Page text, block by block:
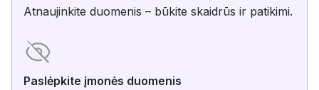
Atnaujinkite duomenis – būkite skaidrūs ir patikimi.
Paslėpkite įmonės duomenis